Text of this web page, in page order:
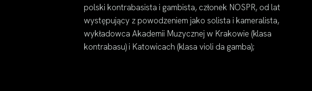
polski kontrabasista i gambista, członek NOSPR, od lat
występujący z powodzeniem jako solista i kameralista,
wykładowca Akademii Muzycznej w Krakowie (klasa
kontrabasu) i Katowicach (klasa violi da gamba);